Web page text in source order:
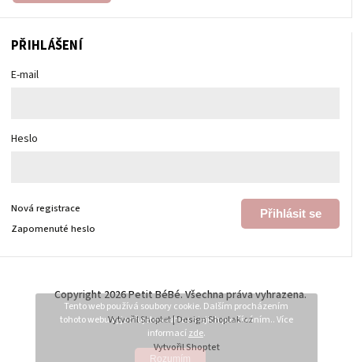
Tento web používá soubory cookie. Dalším procházením
tohoto webu vyjadřujete souhlas s jejich používáním.. Více
informacízde.
Rozumím
PŘIHLÁŠENÍ
E-mail
Heslo
Přihlásit se
Nová registrace
Zapomenuté heslo
Vytvořil Shoptet
Copyright 2026Petit BéBé. Všechna práva vyhrazena.
VytvořilShoptet| DesignShoptak.cz